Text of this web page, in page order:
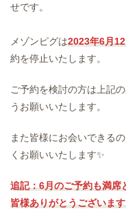
せです。
メゾンピグは2023年6月
約を停止いたします。
ご予約を検討の方は上記
うお願いいたします。
また皆様にお会いできる
くお願いいたします✨
追記：6月のご予約も満席
皆様ありがとうございま